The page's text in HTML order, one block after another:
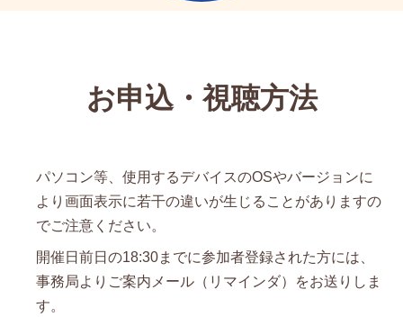
お申込・視聴方法
パソコン等、使用するデバイスのOSやバージョンに
より画面表示に若干の違いが生じることがありますの
でご注意ください。
開催日前日の18:30までに参加者登録された方には、
事務局よりご案内メール（リマインダ）をお送りしま
す。